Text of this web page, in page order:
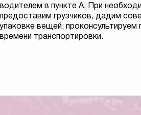
водителем в пункте А. При
предоставим грузчиков, дадим
упаковке вещей, проконсультируем
времени транспортировки.